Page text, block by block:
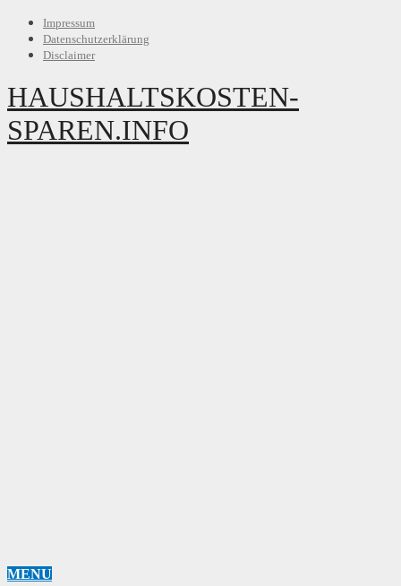
Impressum
Datenschutzerklärung
Disclaimer
HAUSHALTSKOSTEN-
SPAREN.INFO
MENU